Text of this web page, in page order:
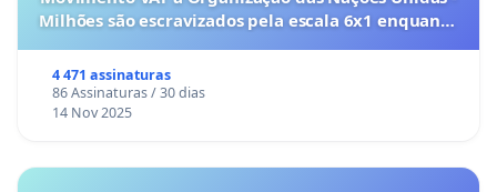
Milhões são escravizados pela escala 6x1 enquanto
4 471 assinaturas
86 Assinaturas / 30 dias
14 Nov 2025